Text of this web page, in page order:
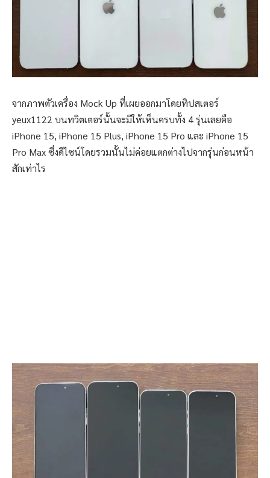
จากภาพตัวเครื่อง Mock Up ที่เผยออกมาโดยทิปสเตอร์
yeux1122 บนทวิตเตอร์นั้นจะมีให้เห็นครบทั้ง 4 รุ่นเลยคือ
iPhone 15, iPhone 15 Plus, iPhone 15 Pro และ iPhone 15
Pro Max ซึ่งดีไซน์โดยรวมนั้นไม่ค่อยแตกต่างไปจากรุ่นก่อนหน้า
สักเท่าไร